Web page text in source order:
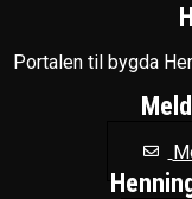
Portalen til bygda